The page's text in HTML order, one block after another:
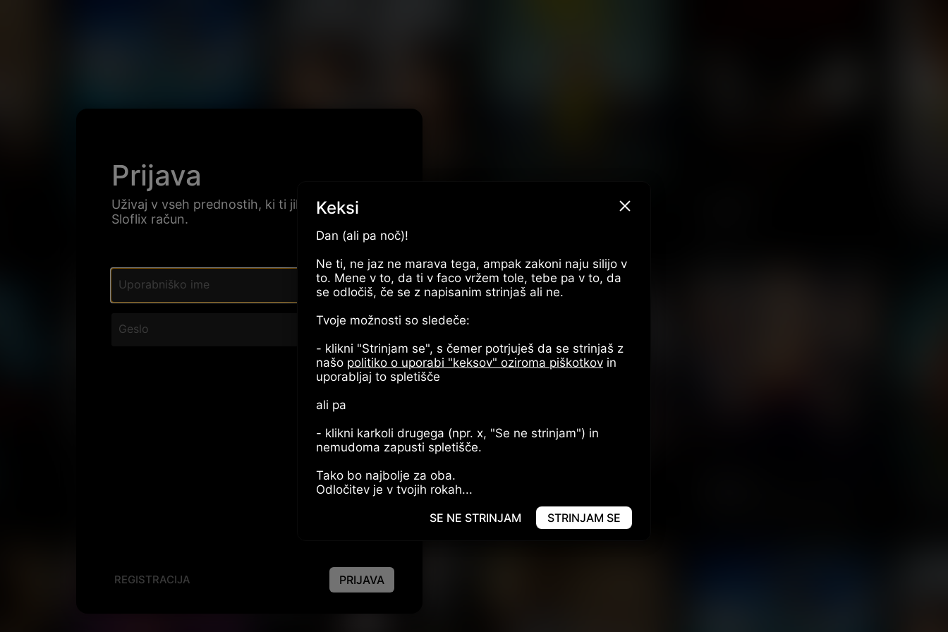
Prijava
Uživaj v vseh prednostih, ki ti jih prinaša
Sloflix račun.
REGISTRACIJA PRIJAVA
Keksi
Dan (ali pa noč)!
Ne ti, ne jaz ne marava tega, ampak zakoni naju silijo v
to. Mene v to, da ti v faco vržem tole, tebe pa v to, da
se odločiš, če se z napisanim strinjaš ali ne.
Tvoje možnosti so sledeče:
- klikni "Strinjam se", s čemer potrjuješ da se strinjaš z
našo politiko o uporabi "keksov" oziroma piškotkov in
uporabljaj to spletišče
ali pa
- klikni karkoli drugega (npr. x, "Se ne strinjam") in
nemudoma zapusti spletišče.
Tako bo najbolje za oba.
Odločitev je v tvojih rokah...
SE NE STRINJAM
STRINJAM SE